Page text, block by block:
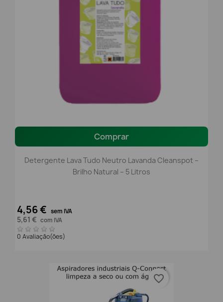
Comprar
Detergente Lava Tudo Neutro Lavanda Cleanspot –
Brilho Natural – 5 Litros
4,56 € sem IVA
5,61 € com IVA
0 Avaliação(ões)
favorite_border